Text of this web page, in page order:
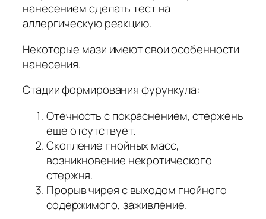
нанесением сделать тест на
аллергическую реакцию.
Некоторые мази имеют свои особенности
нанесения.
Стадии формирования фурункула:
Отечность с покраснением, стержень
еще отсутствует.
Скопление гнойных масс,
возникновение некротического
стержня.
Прорыв чирея с выходом гнойного
содержимого, заживление.